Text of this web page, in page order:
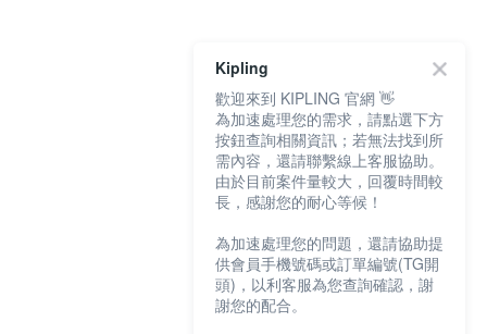
Kipling
歡迎來到 KIPLING 官網 👋
為加速處理您的需求，請點選下方
按鈕查詢相關資訊；若無法找到所
需內容，還請聯繫線上客服協助。
由於目前案件量較大，回覆時間較
長，感謝您的耐心等候！
為加速處理您的問題，還請協助提
供會員手機號碼或訂單編號(TG開
頭)，以利客服為您查詢確認，謝
謝您的配合。